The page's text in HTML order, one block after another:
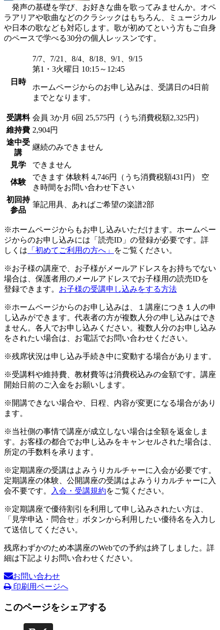
発声の基礎を学び、お好きな曲を歌ってみませんか。オペ
ラアリアや歌曲などのクラシックはもちろん、ミュージカル
や日本の歌なども対応します。歌が初めてという方もご自身
のペースで学べる30分の個人レッスンです。
日時
7/7、7/21、8/4、8/18、9/1、9/15
第1・3火曜日 10:15～12:45
ホームページからのお申し込みは、受講日の4日前
までとなります。
受講料 会員 3か月 6回 25,575円（うち消費税額2,325円）
維持費 2,904円
途中受
講
継続のみできません
見学 できません
体験
できます 体験料 4,746円（うち消費税額431円） 空
き時間をお問い合わせ下さい
初回持
参品
筆記用具、あればご希望の楽譜2部
※ホームページからもお申し込みいただけます。ホームペー
ジからのお申し込みには「読売ID」の登録が必要です。詳
しくは 「初めてご利用の方へ」 をご覧ください。
※お子様の講座で、お子様がメールアドレスをお持ちでない
場合は、保護者用のメールアドレスでお子様用の読売IDを
登録できます。 お子様の受講申し込みをする方法
※ホームページからのお申し込みは、１講座につき１人の申
し込みができます。代表者の方が複数人分の申し込みはでき
ません。各人でお申し込みください。複数人分のお申し込み
をされたい場合は、お電話でお問い合わせください。
※残席状況は申し込み手続き中に変動する場合があります。
※受講料や維持費、教材費等は消費税込みの金額です。講座
開始日前のご入金をお願いします。
※開講できない場合や、日程、内容が変更になる場合があり
ます。
※当社側の事情で講座が成立しない場合は全額を返金しま
す。お客様の都合でお申し込みをキャンセルされた場合は、
所定の手数料を承ります。
※定期講座の受講はよみうりカルチャーに入会が必要です。
定期講座の体験、公開講座の受講はよみうりカルチャーに入
会不要です。
入会・受講規約をご覧ください。
※定期講座で優待割引を利用して申し込みされたい方は、
「見学申込・問合せ」ボタンから利用したい優待名を入力し
て送信してください。
残席わずかのため本講座のWebでの予約は終了しました。詳
細は下記よりお問い合わせください。
お問い合わせ
印刷用ページへ
このページをシェアする